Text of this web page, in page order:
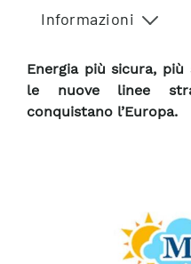
Informazioni
Energia più sicura,
le nuove linee
conquistano l’Europa.